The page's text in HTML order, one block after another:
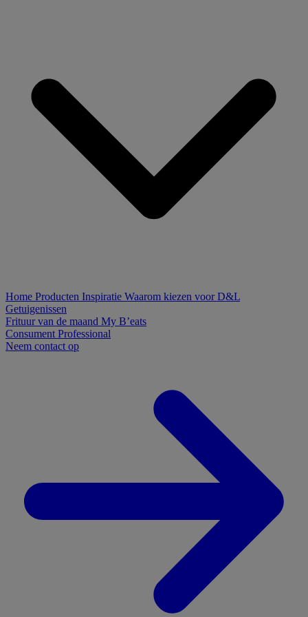
Home Producten Inspiratie Waarom kiezen voor D&L
Getuigenissen
Frituur van de maand My B’eats
Consument Professional
Neem contact op